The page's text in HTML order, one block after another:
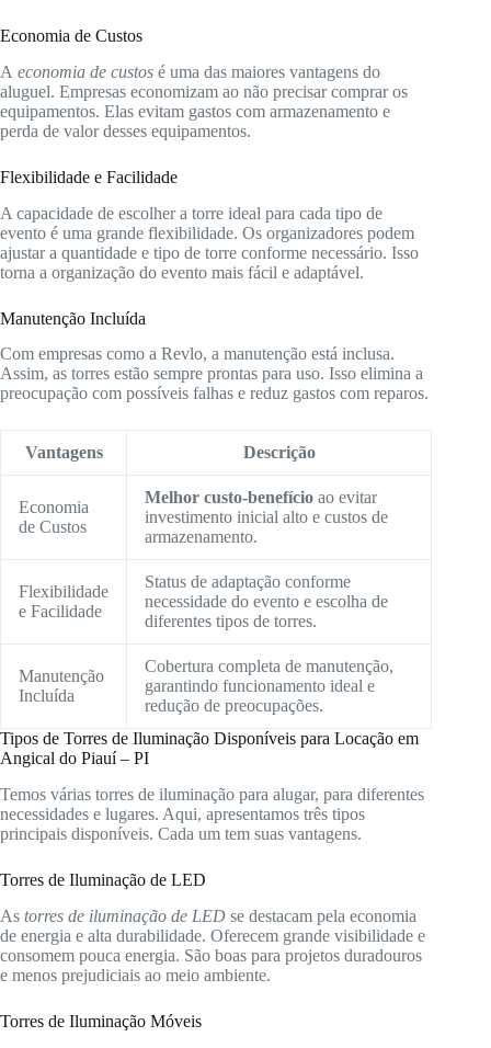
Economia de Custos
A economia de custos é uma das maiores vantagens do
aluguel. Empresas economizam ao não precisar comprar os
equipamentos. Elas evitam gastos com armazenamento e
perda de valor desses equipamentos.
Flexibilidade e Facilidade
A capacidade de escolher a torre ideal para cada tipo de
evento é uma grande flexibilidade. Os organizadores podem
ajustar a quantidade e tipo de torre conforme necessário. Isso
torna a organização do evento mais fácil e adaptável.
Manutenção Incluída
Com empresas como a Revlo, a manutenção está inclusa.
Assim, as torres estão sempre prontas para uso. Isso elimina a
preocupação com possíveis falhas e reduz gastos com reparos.
Vantagens Descrição
Economia
de Custos
Melhor custo-benefício ao evitar
investimento inicial alto e custos de
armazenamento.
Flexibilidade
e Facilidade
Status de adaptação conforme
necessidade do evento e escolha de
diferentes tipos de torres.
Manutenção
Incluída
Cobertura completa de manutenção,
garantindo funcionamento ideal e
redução de preocupações.
Tipos de Torres de Iluminação Disponíveis para Locação em
Angical do Piauí – PI
Temos várias torres de iluminação para alugar, para diferentes
necessidades e lugares. Aqui, apresentamos três tipos
principais disponíveis. Cada um tem suas vantagens.
Torres de Iluminação de LED
As torres de iluminação de LED se destacam pela economia
de energia e alta durabilidade. Oferecem grande visibilidade e
consomem pouca energia. São boas para projetos duradouros
e menos prejudiciais ao meio ambiente.
Torres de Iluminação Móveis